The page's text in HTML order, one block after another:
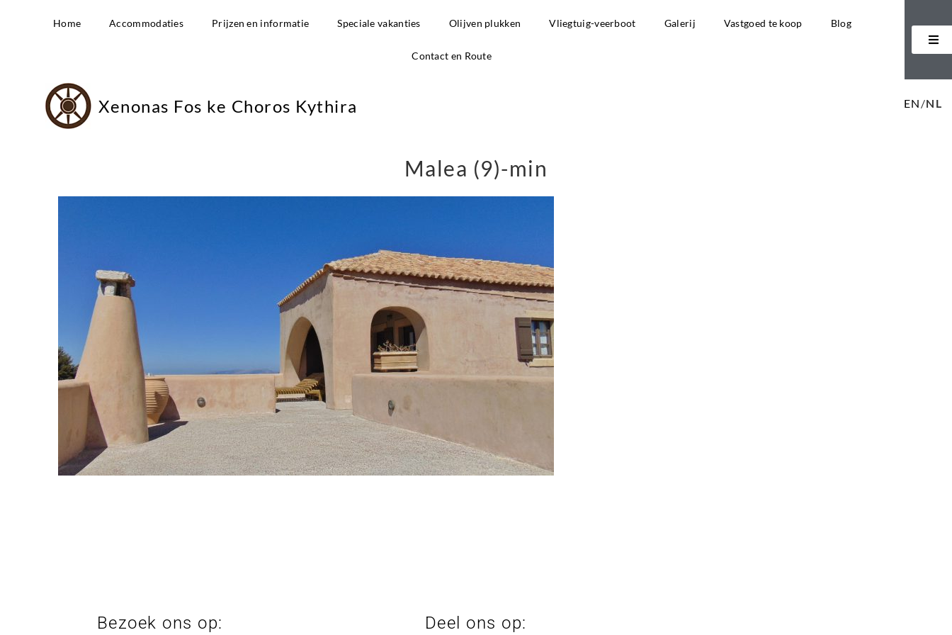
Home Accommodaties Prijzen en informatie Speciale vakanties Olijven plukken Vliegtuig-veerboot Galerij Vastgoed te koop Blog
Contact en Route
Xenonas Fos ke Choros Kythira EN /NL
Malea (9)-min
Bezoek ons op: Deel ons op: